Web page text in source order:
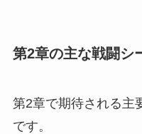
第2章の主な戦闘シ
第2章で期待される主
です。